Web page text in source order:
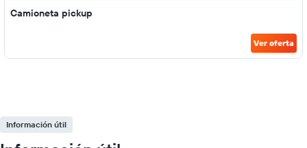
Camioneta pickup
Ver oferta
Información útil